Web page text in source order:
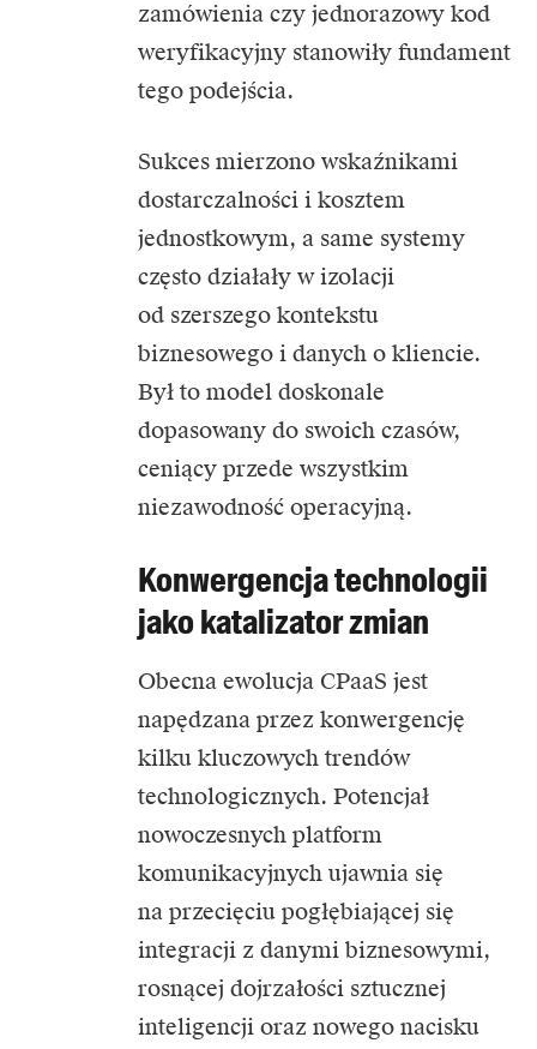
zamówienia czy jednorazowy kod
weryfikacyjny stanowiły fundament
tego podejścia.
Sukces mierzono wskaźnikami
dostarczalności i kosztem
jednostkowym, a same systemy
często działały w izolacji
od szerszego kontekstu
biznesowego i danych o kliencie.
Był to model doskonale
dopasowany do swoich czasów,
ceniący przede wszystkim
niezawodność operacyjną.
Konwergencja technologii
jako katalizator zmian
Obecna ewolucja CPaaS jest
napędzana przez konwergencję
kilku kluczowych trendów
technologicznych. Potencjał
nowoczesnych platform
komunikacyjnych ujawnia się
na przecięciu pogłębiającej się
integracji z danymi biznesowymi,
rosnącej dojrzałości sztucznej
inteligencji oraz nowego nacisku